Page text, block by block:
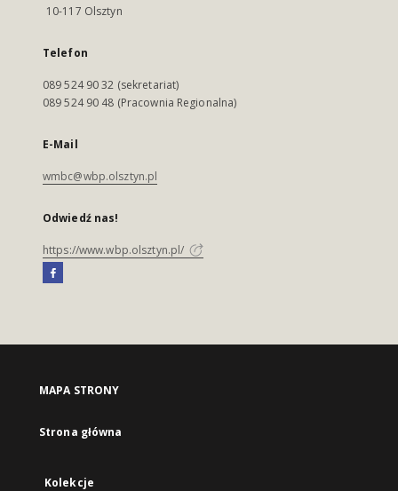
10-117 Olsztyn
Telefon
089 524 90 32 (sekretariat)
089 524 90 48 (Pracownia Regionalna)
E-Mail
wmbc@wbp.olsztyn.pl
Odwiedź nas!
https://www.wbp.olsztyn.pl/
MAPA STRONY
Strona główna
Kolekcje